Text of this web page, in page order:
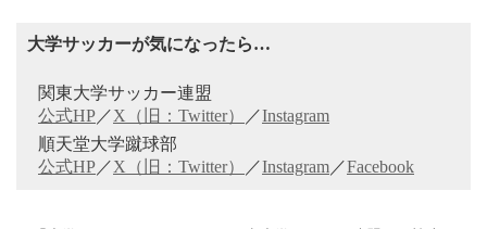
大学サッカーが気になったら…
関東大学サッカー連盟
公式HP ／X（旧：Twitter） ／Instagram
順天堂大学蹴球部
公式HP ／X（旧：Twitter） ／Instagram ／Facebook